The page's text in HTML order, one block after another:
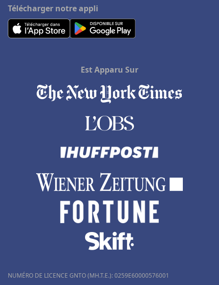
Télécharger notre appli
Est Apparu Sur
NUMÉRO DE LICENCE GNTO (MH.T.E.): 0259Ε60000576001